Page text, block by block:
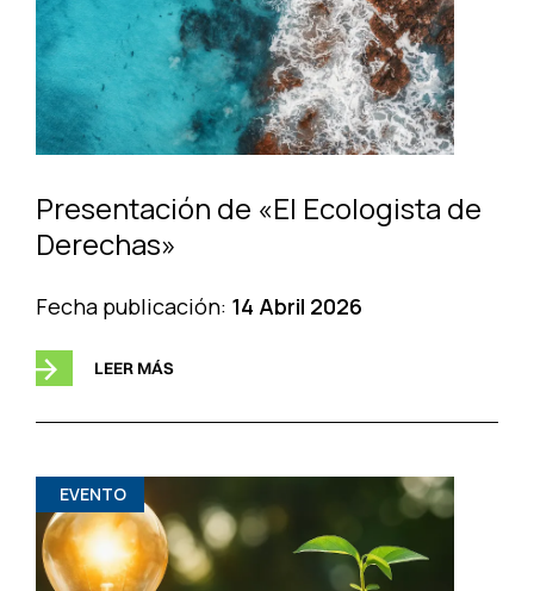
Presentación de «El Ecologista de
Derechas»
Fecha publicación: 14 Abril 2026
LEER MÁS
EVENTO